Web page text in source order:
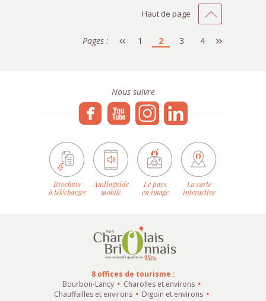
Haut de page
Pages : 1 2 3 4
Nous suivre
Brochure
à télécharger
Audioguide
mobile
Le pays
en image
La carte
interactive
8 offices de tourisme :
Bourbon-Lancy
Charolles et environs
Chauffailles et environs
Digoin et environs